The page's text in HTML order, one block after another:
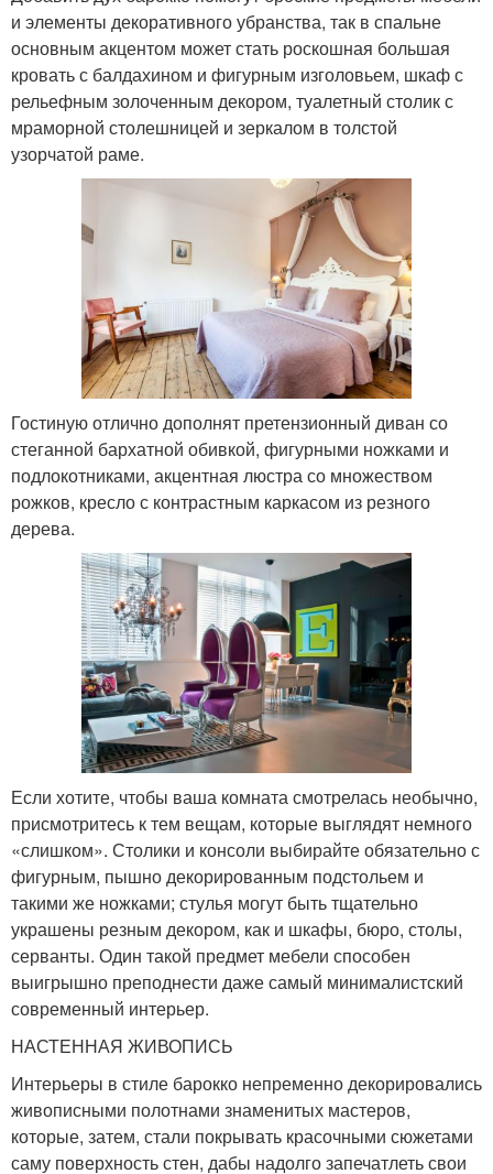
и элементы декоративного убранства, так в спальне
основным акцентом может стать роскошная большая
кровать с балдахином и фигурным изголовьем, шкаф с
рельефным золоченным декором, туалетный столик с
мраморной столешницей и зеркалом в толстой
узорчатой раме.
Гостиную отлично дополнят претензионный диван со
стеганной бархатной обивкой, фигурными ножками и
подлокотниками, акцентная люстра со множеством
рожков, кресло с контрастным каркасом из резного
дерева.
Если хотите, чтобы ваша комната смотрелась необычно,
присмотритесь к тем вещам, которые выглядят немного
«слишком». Столики и консоли выбирайте обязательно с
фигурным, пышно декорированным подстольем и
такими же ножками; стулья могут быть тщательно
украшены резным декором, как и шкафы, бюро, столы,
серванты. Один такой предмет мебели способен
выигрышно преподнести даже самый минималистский
современный интерьер.
НАСТЕННАЯ ЖИВОПИСЬ
Интерьеры в стиле барокко непременно декорировались
живописными полотнами знаменитых мастеров,
которые, затем, стали покрывать красочными сюжетами
саму поверхность стен, дабы надолго запечатлеть свои